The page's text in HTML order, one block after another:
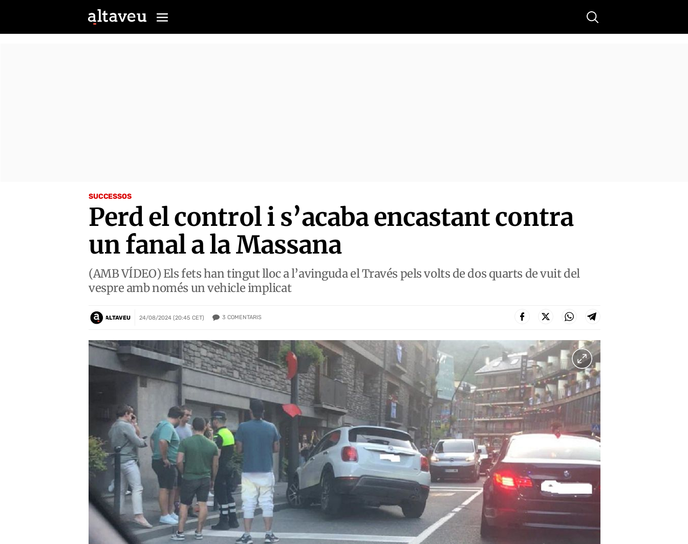
Buscar
SUCCESSOS
Perd el control i s’acaba encastant contra
un fanal a la Massana
(AMB VÍDEO) Els fets han tingut lloc a l’avinguda el Través pels volts de dos quarts de vuit del
vespre amb només un vehicle implicat
ALTAVEU 24/08/2024 (20:45 CET) 3 COMENTARIS